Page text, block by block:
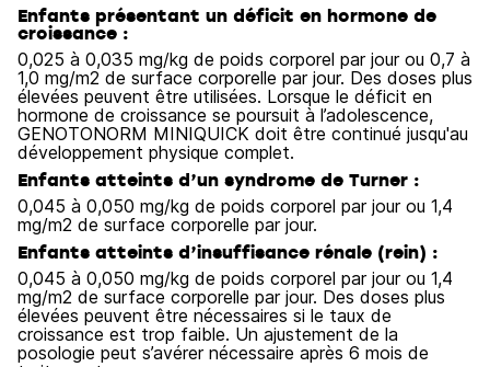
Enfants présentant un déficit en hormone de
croissance :
0,025 à 0,035 mg/kg de poids corporel par jour ou 0,7 à
1,0 mg/m2 de surface corporelle par jour. Des doses plus
élevées peuvent être utilisées. Lorsque le déficit en
hormone de croissance se poursuit à l’adolescence,
GENOTONORM MINIQUICK doit être continué jusqu'au
développement physique complet.
Enfants atteints d’un syndrome de Turner :
0,045 à 0,050 mg/kg de poids corporel par jour ou 1,4
mg/m2 de surface corporelle par jour.
Enfants atteints d’insuffisance rénale (rein) :
0,045 à 0,050 mg/kg de poids corporel par jour ou 1,4
mg/m2 de surface corporelle par jour. Des doses plus
élevées peuvent être nécessaires si le taux de
croissance est trop faible. Un ajustement de la
posologie peut s’avérer nécessaire après 6 mois de